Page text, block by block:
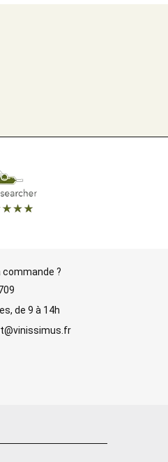
commande ?
de 9 à 14h